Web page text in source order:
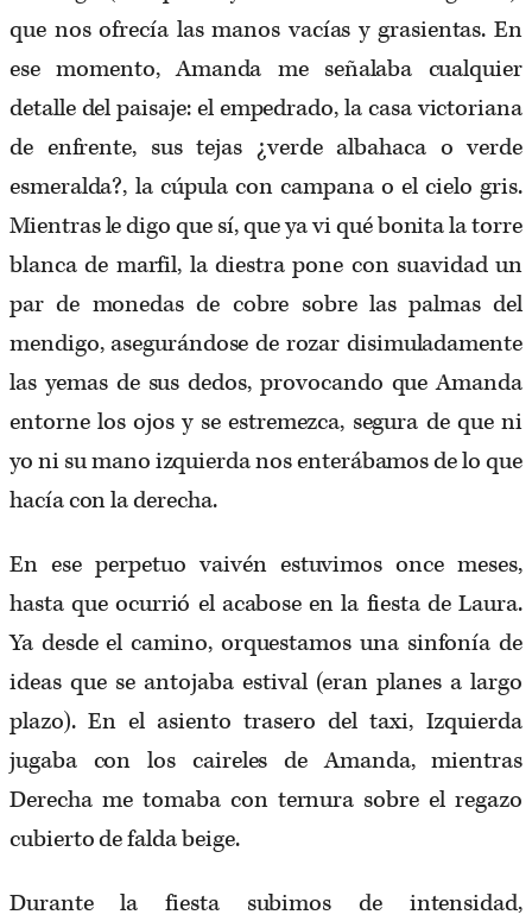
que nos ofrecía las manos vacías y grasientas. En
ese momento, Amanda me señalaba cualquier
detalle del paisaje: el empedrado, la casa victoriana
de enfrente, sus tejas ¿verde albahaca o verde
esmeralda?, la cúpula con campana o el cielo gris.
Mientras le digo que sí, que ya vi qué bonita la torre
blanca de marfil, la diestra pone con suavidad un
par de monedas de cobre sobre las palmas del
mendigo, asegurándose de rozar disimuladamente
las yemas de sus dedos, provocando que Amanda
entorne los ojos y se estremezca, segura de que ni
yo ni su mano izquierda nos enterábamos de lo que
hacía con la derecha.
En ese perpetuo vaivén estuvimos once meses,
hasta que ocurrió el acabose en la fiesta de Laura.
Ya desde el camino, orquestamos una sinfonía de
ideas que se antojaba estival (eran planes a largo
plazo). En el asiento trasero del taxi, Izquierda
jugaba con los caireles de Amanda, mientras
Derecha me tomaba con ternura sobre el regazo
cubierto de falda beige.
Durante la fiesta subimos de intensidad,